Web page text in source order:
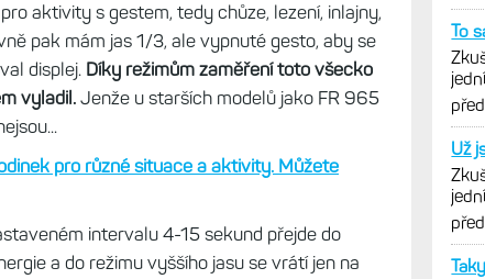
aktivity s gestem, tedy chůze, lezení, inlajny,
pak mám jas 1/3, ale vypnuté gesto, aby se
displej. Díky režimům zaměření toto všecko
vyladil. Jenže u starších modelů jako FR 965
pro různé situace a aktivity. Můžete
intervalu 4-15 sekund přejde do
a do režimu vyššího jasu se vrátí jen na
To
před
Už
před